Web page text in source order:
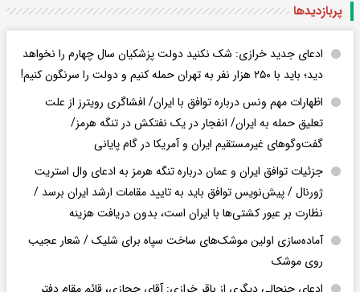
پربازدید‌ها
ادعای جدید خرازی: شک نکنید دولت پزشکیان سال چهارم را نخواهد
دید؛ باید با ۲۵۰ هزار نفر به تهران حمله کنیم و دولت را سرنگون کنیم!
اظهارات مهم ونس درباره توافق با ایران/ افشاگری رویترز از علت
تعلیق حمله به ایران/ انفجار در یک نفتکش در تنگه هرمز/
گفت‌وگوهای غیرمستقیم ایران و آمریکا در گام پایانی
جزئیات توافق ایران و عمان درباره تنگه هرمز به ادعای وال استریت
ژورنال / پیش‌نویس توافق باید به تایید مقامات ارشد ایران برسد /
نظارت بر عبور کشتی‌ها با ایران است، بدون دریافت هزینه
آماده‌سازی اولین موشک‌های ساخت سپاه برای شلیک / شعار عجیب
روی موشک